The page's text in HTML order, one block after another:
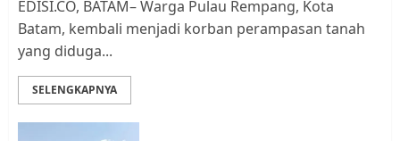
EDISI.CO, BATAM– Warga Pulau Rempang, Kota
Batam, kembali menjadi korban perampasan tanah
yang diduga...
SELENGKAPNYA